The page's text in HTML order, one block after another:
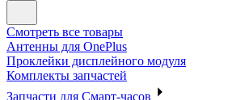
Смотреть все товары
Антенны для OnePlus
Проклейки дисплейного модуля
Комплекты запчастей
Запчасти для Смарт-часов